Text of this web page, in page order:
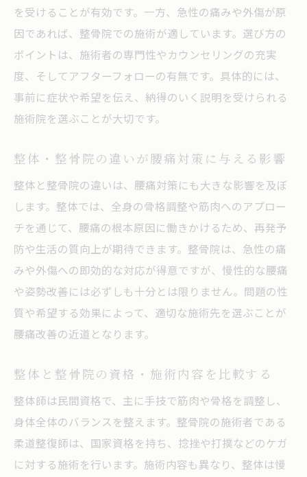
を受けることが有効です。一方、急性の痛みや外傷が原
因であれば、整骨院での施術が適しています。選び方の
ポイントは、施術者の専門性やカウンセリングの充実
度、そしてアフターフォローの有無です。具体的には、
事前に症状や希望を伝え、納得のいく説明を受けられる
施術院を選ぶことが大切です。
整体・整骨院の違いが腰痛対策に与える影響
整体と整骨院の違いは、腰痛対策にも大きな影響を及ぼ
します。整体では、全身の骨格調整や筋肉へのアプロー
チを通じて、腰痛の根本原因に働きかけるため、再発予
防や生活の質向上が期待できます。整骨院は、急性の痛
みや外傷への即効的な対応が得意ですが、慢性的な腰痛
や姿勢改善には必ずしも十分とは限りません。問題の性
質や希望する効果によって、適切な施術先を選ぶことが
腰痛改善の近道となります。
整体と整骨院の資格・施術内容を比較する
整体師は民間資格で、主に手技で筋肉や骨格を調整し、
身体全体のバランスを整えます。整骨院の施術者である
柔道整復師は、国家資格を持ち、捻挫や打撲などのケガ
に対する施術を行います。施術内容も異なり、整体は慢